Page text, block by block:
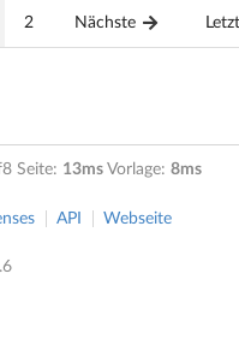
2 Nächste
Seite: 13msVorlage: 8ms
API Webseite